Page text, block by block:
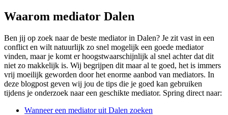
Waarom mediator Dalen
Ben jij op zoek naar de beste mediator in Dalen? Je zit vast in een
conflict en wilt natuurlijk zo snel mogelijk een goede mediator
vinden, maar je komt er hoogstwaarschijnlijk al snel achter dat dit
niet zo makkelijk is. Wij begrijpen dit maar al te goed, het is immers
vrij moeilijk geworden door het enorme aanbod van mediators. In
deze blogpost geven wij jou de tips die je goed kan gebruiken
tijdens je onderzoek naar een geschikte mediator. Spring direct naar:
Wanneer een mediator uit Dalen zoeken